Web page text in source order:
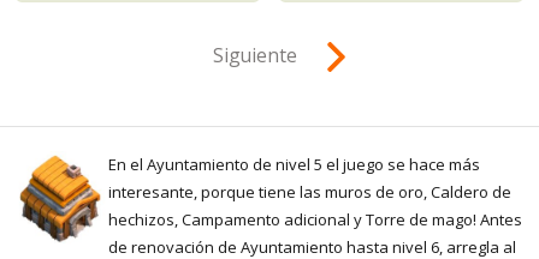
Siguiente
En el Ayuntamiento de nivel 5 el juego se hace más
interesante, porque tiene las muros de oro, Caldero de
hechizos, Campamento adicional y Torre de mago! Antes
de renovación de Ayuntamiento hasta nivel 6, arregla al